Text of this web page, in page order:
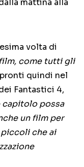
mattina alla
volta di
come tutti gli
quindi nel
Fantastici 4,
possa
un film per
che ai